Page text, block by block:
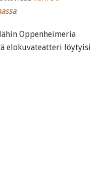
.
Oppenheimeria
elokuvateatteri löytyisi